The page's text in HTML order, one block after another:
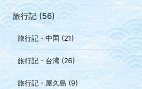
旅行記 (56)
旅行記・中国 (21)
旅行記・台湾 (26)
旅行記・屋久島 (9)